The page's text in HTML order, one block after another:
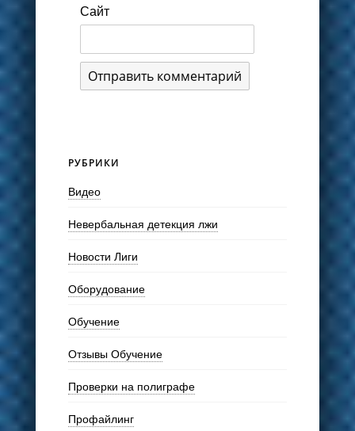
Сайт
РУБРИКИ
Видео
Невербальная детекция лжи
Новости Лиги
Оборудование
Обучение
Отзывы Обучение
Проверки на полиграфе
Профайлинг